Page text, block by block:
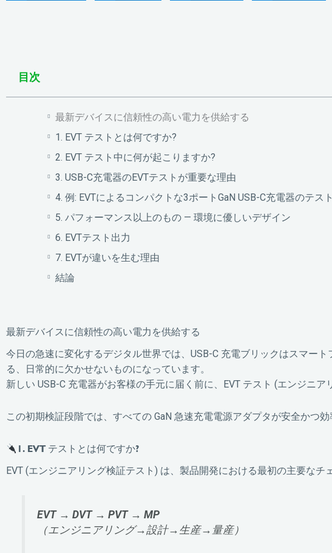
目次
最新デバイスに信頼性の高い電力を供給する
1. EVT テストとは何ですか?
2. EVT テスト中に何が起こりますか?
3. USB-C充電器のEVTテストが重要な理由
4. 例: EVTによるコンパクトな3ポートGaN USB-C充電器のテスト
5. パフォーマンス以上のもの — 環境に優しいデザイン
6. EVTテスト出力
7. EVTが違いを生む理由
結論
最新デバイスに信頼性の高い電力を供給する
今日の急速に変化するデジタル世界では、USB-C 充電ブリックはスマー
る、日常的に欠かせないものになっています。
新しい USB-C 充電器がお客様の手元に届く前に、EVT テスト (エンジニ
この初期検証段階では、すべての GaN 急速充電電源アダプタが安全かつ
1. EVT テストとは何ですか?
EVT (エンジニアリング検証テスト) は、製品開発における最初の主要なチ
EVT → DVT → PVT → MP
（エンジニアリング→設計→生産→量産）